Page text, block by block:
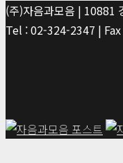
(주)자음과모음 |
Tel : 02-324-2347 |